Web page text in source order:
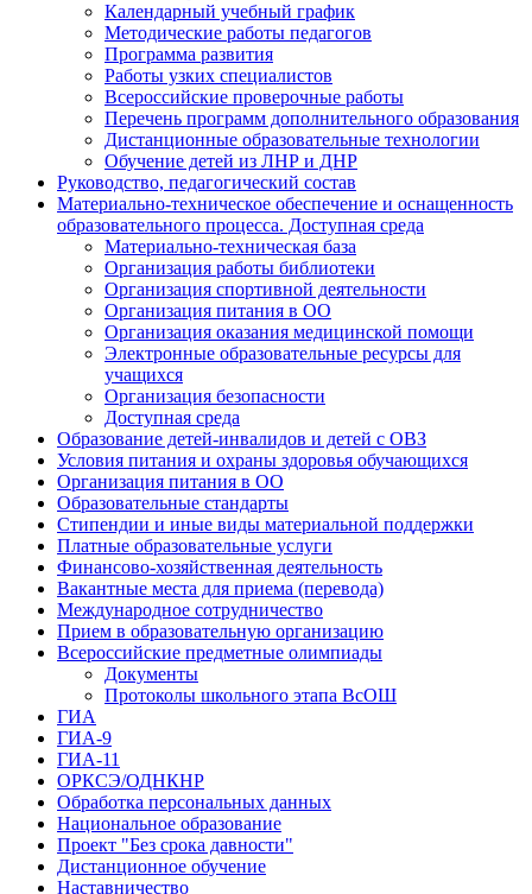
Календарный учебный график
Методические работы педагогов
Программа развития
Работы узких специалистов
Всероссийские проверочные работы
Перечень программ дополнительного образования
Дистанционные образовательные технологии
Обучение детей из ЛНР и ДНР
Руководство, педагогический состав
Материально-техническое обеспечение и оснащенность
образовательного процесса. Доступная среда
Материально-техническая база
Организация работы библиотеки
Организация спортивной деятельности
Организация питания в ОО
Организация оказания медицинской помощи
Электронные образовательные ресурсы для
учащихся
Организация безопасности
Доступная среда
Образование детей-инвалидов и детей с ОВЗ
Условия питания и охраны здоровья обучающихся
Организация питания в ОО
Образовательные стандарты
Стипендии и иные виды материальной поддержки
Платные образовательные услуги
Финансово-хозяйственная деятельность
Вакантные места для приема (перевода)
Международное сотрудничество
Прием в образовательную организацию
Всероссийские предметные олимпиады
Документы
Протоколы школьного этапа ВсОШ
ГИА
ГИА-9
ГИА-11
ОРКСЭ/ОДНКНР
Обработка персональных данных
Национальное образование
Проект "Без срока давности"
Дистанционное обучение
Наставничество